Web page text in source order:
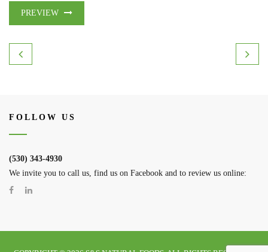
PREVIEW
FOLLOW US
(530) 343-4930
We invite you to call us, find us on Facebook and to review us online: